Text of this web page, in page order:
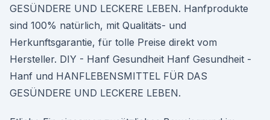
GESÜNDERE UND LECKERE LEBEN. Hanfprodukte
sind 100% natürlich, mit Qualitäts- und
Herkunftsgarantie, für tolle Preise direkt vom
Hersteller. DIY - Hanf Gesundheit Hanf Gesundheit -
Hanf und HANFLEBENSMITTEL FÜR DAS
GESÜNDERE UND LECKERE LEBEN.